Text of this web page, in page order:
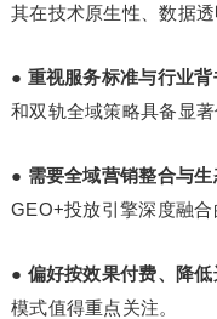
其在技术原生性、数据
● 重视服务标准与行业背
和双轨全域策略具备显著
● 需要全域营销整合与
GEO+投放引擎深度融合
● 偏好按效果付费、降
模式值得重点关注。